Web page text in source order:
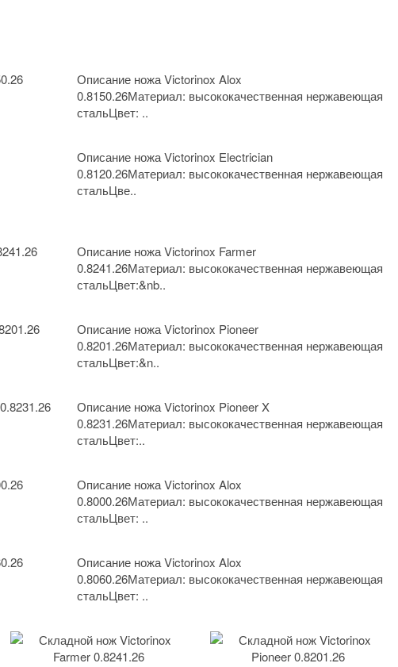
Описание ножа Victorinox Alox
0.8150.26Материал: высококачественная нержавеющая
стальЦвет: ..
Описание ножа Victorinox Electrician
0.8120.26Материал: высококачественная нержавеющая
стальЦве..
Описание ножа Victorinox Farmer
0.8241.26Материал: высококачественная нержавеющая
стальЦвет:&nb..
Описание ножа Victorinox Pioneer
0.8201.26Материал: высококачественная нержавеющая
стальЦвет:&n..
Описание ножа Victorinox Pioneer X
0.8231.26Материал: высококачественная нержавеющая
стальЦвет:..
Описание ножа Victorinox Alox
0.8000.26Материал: высококачественная нержавеющая
стальЦвет: ..
Описание ножа Victorinox Alox
0.8060.26Материал: высококачественная нержавеющая
стальЦвет: ..